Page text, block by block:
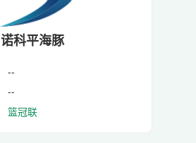
诺科平海豚
--
--
篮冠联